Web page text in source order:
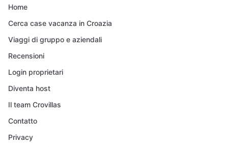
Home
Cerca case vacanza in Croazia
Viaggi di gruppo e aziendali
Recensioni
Login proprietari
Diventa host
Il team Crovillas
Contatto
Privacy